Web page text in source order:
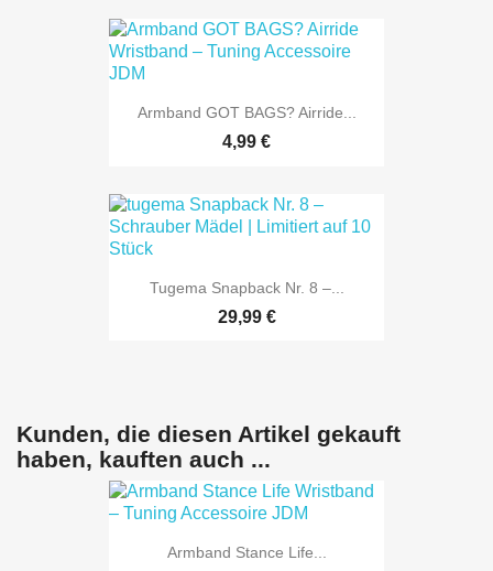
Armband GOT BAGS? Airride...
4,99 €
Tugema Snapback Nr. 8 –...
29,99 €
Kunden, die diesen Artikel gekauft
haben, kauften auch ...
Armband Stance Life...